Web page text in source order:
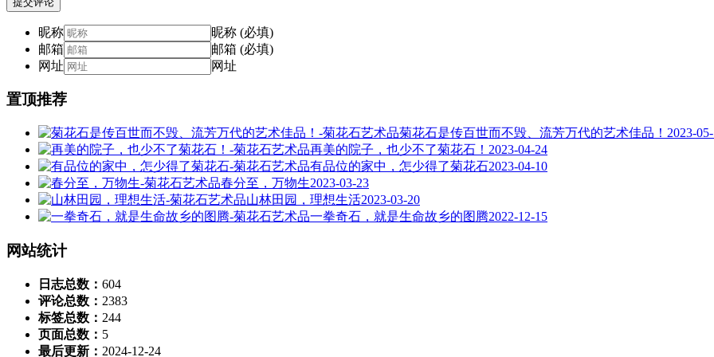
昵称
昵称 (必填)
邮箱
邮箱 (必填)
网址
网址
置顶推荐
菊花石是传百世而不毁、流芳万代的艺术佳品！ 2023-
再美的院子，也少不了菊花石！ 2023-04-24
有品位的家中，怎少得了菊花石2023-04-10
春分至，万物生2023-03-23
山林田园，理想生活2023-03-20
一拳奇石，就是生命故乡的图腾2022-12-15
网站统计
日志总数： 604
评论总数： 2383
标签总数： 244
页面总数： 5
最后更新： 2024-12-24